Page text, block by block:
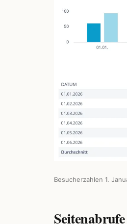
Besucherzahlen 1.